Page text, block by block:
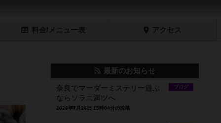
料金/メニュー表 アクセス
最新のお知らせ
ブログ
奈良でマーダーミステリー遊ぶ
ならソラニ満ツへ
2026年7月26日 15時04分の投稿